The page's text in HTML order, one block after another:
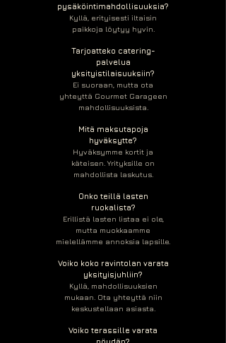
pysäköintimahdollisuuksia?
Kyllä, erityisesti iltaisin
paikkoja löytyy hyvin.
Tarjoatteko catering-
palvelua
yksityistilaisuuksiin?
Ei suoraan, mutta ota
yhteyttä Gourmet Garageen
mahdollisuuksista.
Mitä maksutapoja
hyväksytte?
Hyväksymme kortit ja
käteisen. Yrityksille on
mahdollista laskutus.
Onko teillä lasten
ruokalista?
Erillistä lasten listaa ei ole,
mutta muokkaamme
mielellämme annoksia lapsille.
Voiko koko ravintolan varata
yksityisjuhliin?
Kyllä, mahdollisuuksien
mukaan. Ota yhteyttä niin
keskustellaan asiasta.
Voiko terassille varata